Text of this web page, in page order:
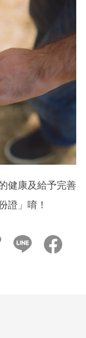
健康及給予完善
證」唷！